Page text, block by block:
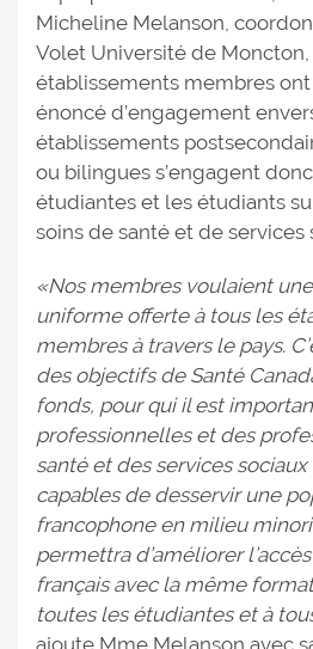
Micheline Melanson,
Volet Université de Moncton,
établissements membres
énoncé d’engagement
établissements
ou bilingues s’engagent
étudiantes et les étudiants
soins de santé et de services
«Nos membres voulaient
uniforme offerte à tous les
membres à travers le pays.
des objectifs de Santé
fonds, pour qui il est
professionnelles et des
santé et des services
capables de desservir une
francophone en milieu
permettra d’améliorer
français avec la même
toutes les étudiantes et à
ajoute Mme Melanson avec